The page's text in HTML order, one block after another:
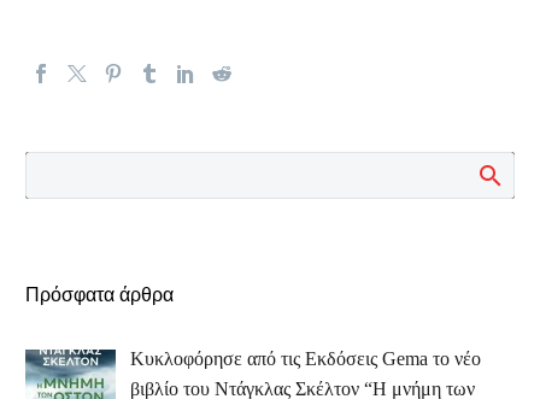
Πρόσφατα άρθρα
Κυκλοφόρησε από τις Εκδόσεις Gema το νέο
βιβλίο του Ντάγκλας Σκέλτον “Η μνήμη των